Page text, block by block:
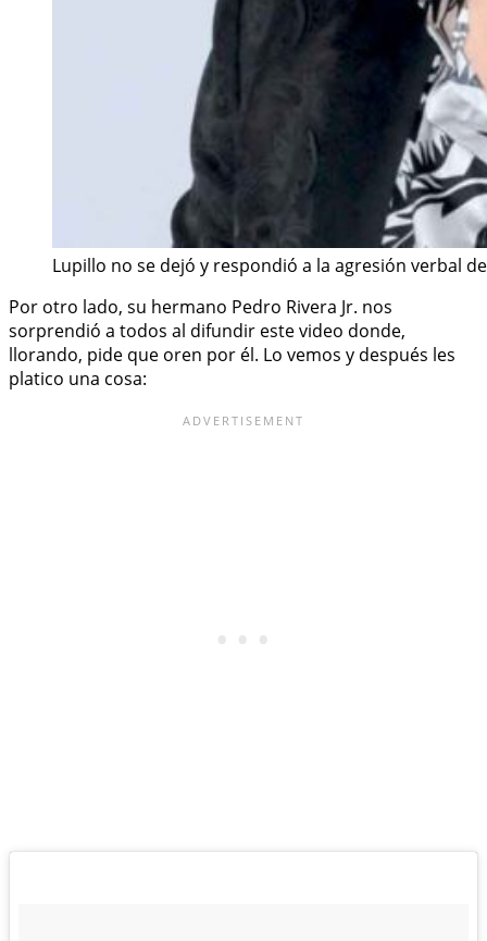
Lupillo no se dejó y respondió a la agresión verbal
Por otro lado, su hermano Pedro Rivera Jr. nos
sorprendió a todos al difundir este video donde,
llorando, pide que oren por él. Lo vemos y después les
platico una cosa: